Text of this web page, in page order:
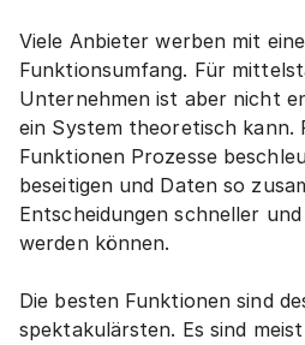
Viele Anbieter werben mit
Funktionsumfang. Für
Unternehmen ist aber nicht
ein System theoretisch kann.
Funktionen Prozesse
beseitigen und Daten so
Entscheidungen schneller
werden können.
Die besten Funktionen sind
spektakulärsten. Es sind